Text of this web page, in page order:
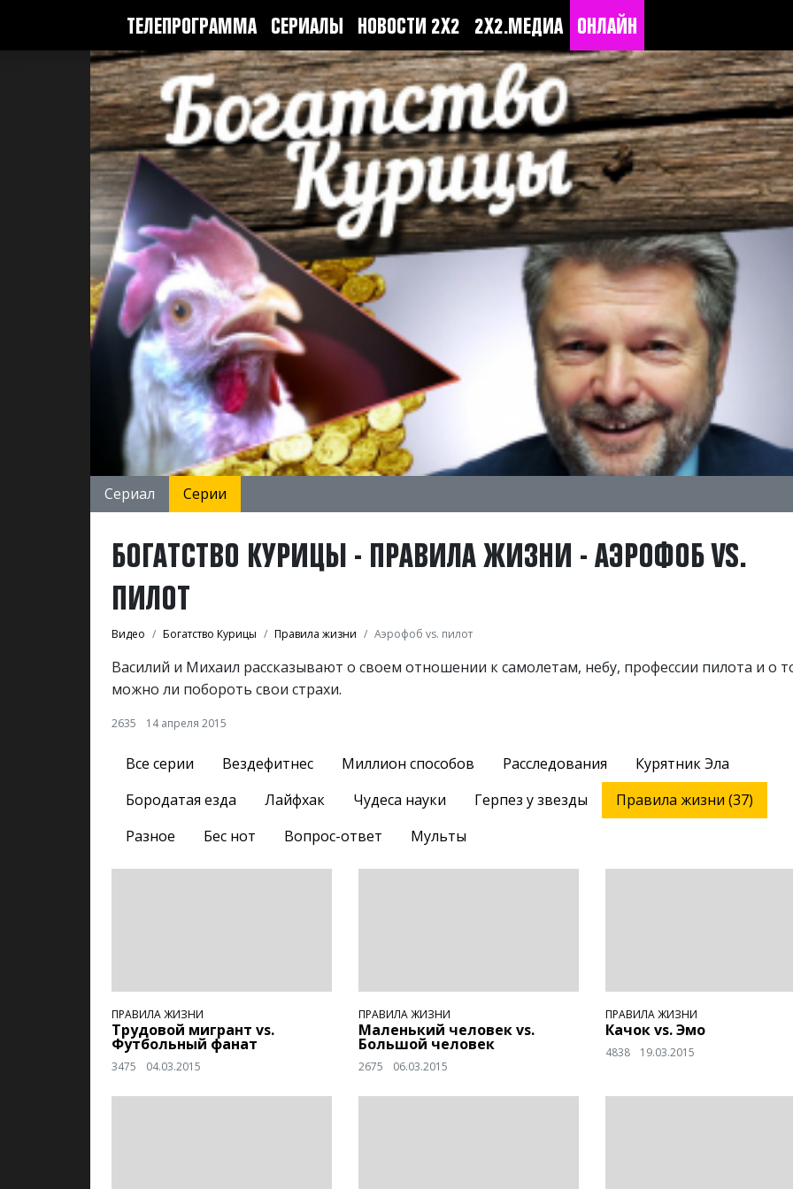
ТЕЛЕПРОГРАММА СЕРИАЛЫ НОВОСТИ 2Х2 2Х2.МЕДИА ОНЛАЙН
Сериал Серии
БОГАТСТВО КУРИЦЫ - ПРАВИЛА ЖИЗНИ - АЭРОФОБ VS.
ПИЛОТ
Видео Богатство Курицы Правила жизни Аэрофоб vs. пилот
Василий и Михаил рассказывают о своем отношении к самолетам, небу, профессии пилота и о
можно ли побороть свои страхи.
2635 14 апреля 2015
Все серии Вездефитнес Миллион способов Расследования
Курятник Эла
Бородатая езда
Лайфхак Чудеса науки Герпез у звезды
Правила жизни (37)
Разное
Бес нот Вопрос-ответ Мульты
ПРАВИЛА ЖИЗНИ
Трудовой мигрант vs.
Футбольный фанат
3475 04.03.2015
ПРАВИЛА ЖИЗНИ
Маленький человек vs.
Большой человек
2675 06.03.2015
ПРАВИЛА ЖИЗНИ
Качок vs. Эмо
4838 19.03.2015